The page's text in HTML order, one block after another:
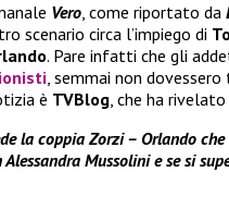
Vero, come riportato da
scenario circa l’impiego di
. Pare infatti che gli
, semmai non
è TVBlog, che ha
la coppia Zorzi – Orlando che
Mussolini e se si